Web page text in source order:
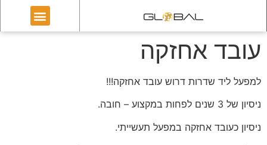
עובד אחזקה
למפעל ליד שדרות דרוש עובד אחזקה!!!
ניסיון של 3 שנים לפחות במקצוע – חובה.
ניסיון כעובד אחזקה במפעל תעשייתי.